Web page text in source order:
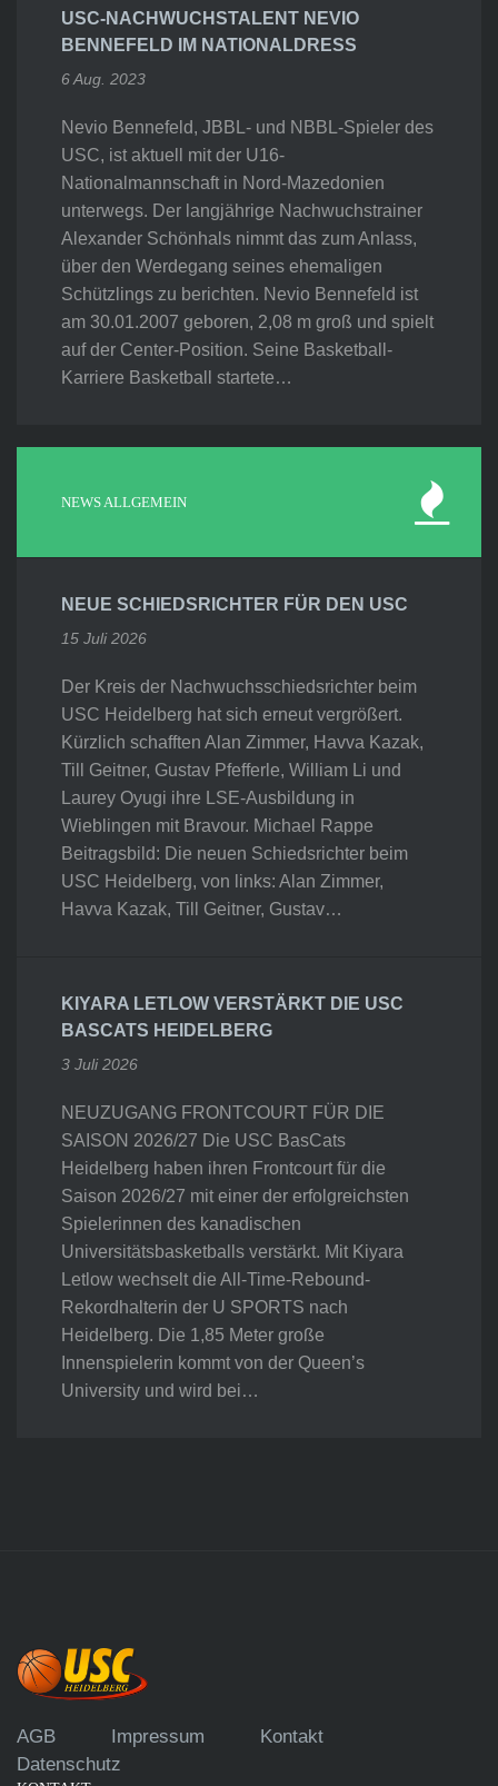
USC-NACHWUCHSTALENT NEVIO
BENNEFELD IM NATIONALDRESS
6 Aug. 2023
Nevio Bennefeld, JBBL- und NBBL-Spieler des
USC, ist aktuell mit der U16-
Nationalmannschaft in Nord-Mazedonien
unterwegs. Der langjährige Nachwuchstrainer
Alexander Schönhals nimmt das zum Anlass,
über den Werdegang seines ehemaligen
Schützlings zu berichten. Nevio Bennefeld ist
am 30.01.2007 geboren, 2,08 m groß und spielt
auf der Center-Position. Seine Basketball-
Karriere Basketball startete…
NEWS ALLGEMEIN
NEUE SCHIEDSRICHTER FÜR DEN USC
15 Juli 2026
Der Kreis der Nachwuchsschiedsrichter beim
USC Heidelberg hat sich erneut vergrößert.
Kürzlich schafften Alan Zimmer, Havva Kazak,
Till Geitner, Gustav Pfefferle, William Li und
Laurey Oyugi ihre LSE-Ausbildung in
Wieblingen mit Bravour. Michael Rappe
Beitragsbild: Die neuen Schiedsrichter beim
USC Heidelberg, von links: Alan Zimmer,
Havva Kazak, Till Geitner, Gustav…
KIYARA LETLOW VERSTÄRKT DIE USC
BASCATS HEIDELBERG
3 Juli 2026
NEUZUGANG FRONTCOURT FÜR DIE
SAISON 2026/27 Die USC BasCats
Heidelberg haben ihren Frontcourt für die
Saison 2026/27 mit einer der erfolgreichsten
Spielerinnen des kanadischen
Universitätsbasketballs verstärkt. Mit Kiyara
Letlow wechselt die All-Time-Rebound-
Rekordhalterin der U SPORTS nach
Heidelberg. Die 1,85 Meter große
Innenspielerin kommt von der Queen’s
University und wird bei…
AGB Impressum
Kontakt
Datenschutz